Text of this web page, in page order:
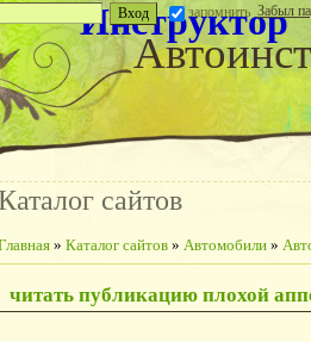
запомнить Забыл
Инструктор
сайтов
» Каталог сайтов» Автомобили»
читать публикацию плохой